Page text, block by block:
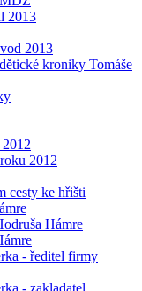
2013
2013
kroniky Tomáše
2012
cesty ke hřišti
Hámre
- ředitel firmy
- zakladatel